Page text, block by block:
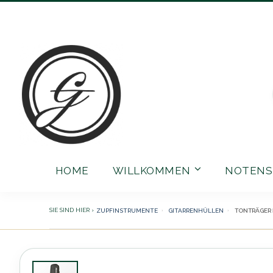
HOME WILLKOMMEN
ZUPFINSTRUMENTE GITARRENHÜLLEN TONTRÄGER
Zum